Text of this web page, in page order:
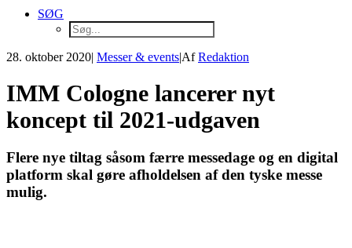
SØG
28. oktober 2020| Messer & events|AfRedaktion
IMM Cologne lancerer nyt
koncept til 2021-udgaven
Flere nye tiltag såsom færre messedage og en digital
platform skal gøre afholdelsen af den tyske messe
mulig.